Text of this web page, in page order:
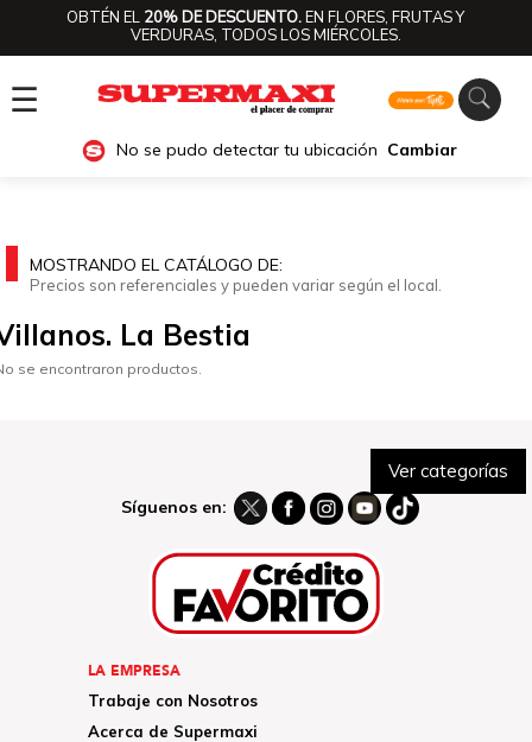
OBTÉN EL 20% DE DESCUENTO.EN FLORES, FRUTAS Y
VERDURAS, TODOS LOS MIÉRCOLES.
☰
No se pudo detectar tu ubicación Cambiar
Ver categorías
MOSTRANDO EL CATÁLOGO DE:
Precios son referenciales y pueden variar según el local.
La Bestia
se encontraron productos.
Síguenos en:
LA EMPRESA
Trabaje con Nosotros
Acerca de Supermaxi